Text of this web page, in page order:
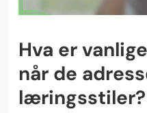
Hva er
når de
læringsstiler?